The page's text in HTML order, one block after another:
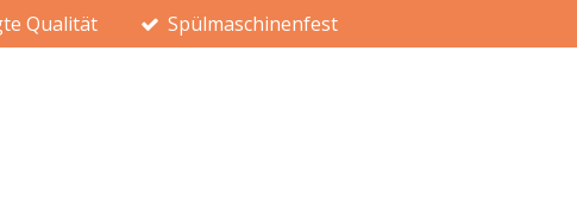
Qualität Spülmaschinenfest